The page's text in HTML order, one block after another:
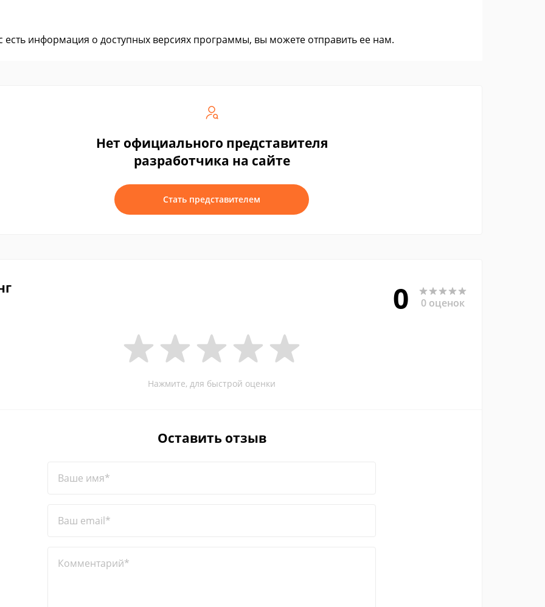
есть информация о доступных версиях программы, вы можете отправить ее нам.
Нет официального представителя
разработчика на сайте
Стать представителем
0 0 оценок
Нажмите, для быстрой оценки
Оставить отзыв
Ваше имя*
Ваш email*
Комментарий*